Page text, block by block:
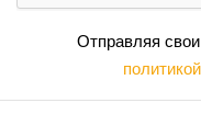
Отправляя